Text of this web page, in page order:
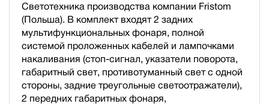
Светотехника производства компании Fristom
(Польша). В комплект входят 2 задних
мультифункциональных фонаря, полной
cистемой проложенных кабелей и лампочками
накаливания (стоп-сигнал, указатели поворота,
габаритный свет, противотуманный свет с одной
стороны, задние треугольные светоотражатели),
2 передних габаритных фонаря,